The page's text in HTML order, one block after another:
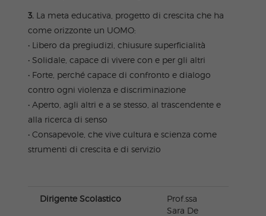
3. La meta educativa, progetto di crescita che ha
come orizzonte un UOMO:
• Libero da pregiudizi, chiusure superficialità
• Solidale, capace di vivere con e per gli altri
• Forte, perché capace di confronto e dialogo
contro ogni violenza e discriminazione
• Aperto, agli altri e a se stesso, al trascendente e
alla ricerca di senso
• Consapevole, che vive cultura e scienza come
strumenti di crescita e di servizio
Dirigente Scolastico
Prof.ssa
Sara De